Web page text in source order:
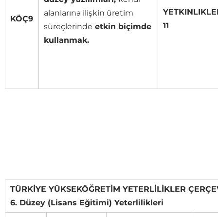
KÖÇ9
alanlarına ilişkin üretim
süreçlerinde etkin biçimde
kullanmak.
11
TÜRKİYE YÜKSEKÖĞRETİM YETERLİLİKLER
6. Düzey (Lisans Eğitimi) Yeterlilikleri